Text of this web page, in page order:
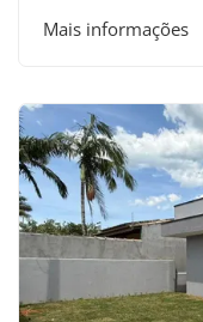
Mais informações